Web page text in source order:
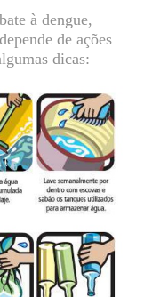
à dengue,
de ações
dicas: